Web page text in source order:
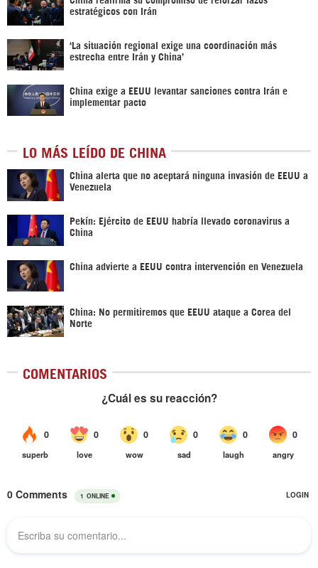
estratégicos con Irán
‘La situación regional exige una coordinación más
estrecha entre Irán y China’
China exige a EEUU levantar sanciones contra Irán e
implementar pacto
LO MÁS LEÍDO DE CHINA
China alerta que no aceptará ninguna invasión de EEUU a
Venezuela
Pekín: Ejército de EEUU habría llevado coronavirus a
China
China advierte a EEUU contra intervención en Venezuela
China: No permitiremos que EEUU ataque a Corea del
Norte
COMENTARIOS